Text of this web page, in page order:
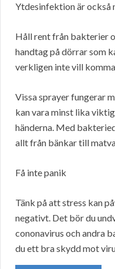
Ytdesinfektion är också
Håll rent från bakterier
handtag på dörrar som
verkligen inte vill
Vissa sprayer fungerar
kan vara minst lika
händerna. Med
allt från bänkar till
Få inte panik
Tänk på att stress kan
negativt. Det bör du
cononavirus och andra
du ett bra skydd mot